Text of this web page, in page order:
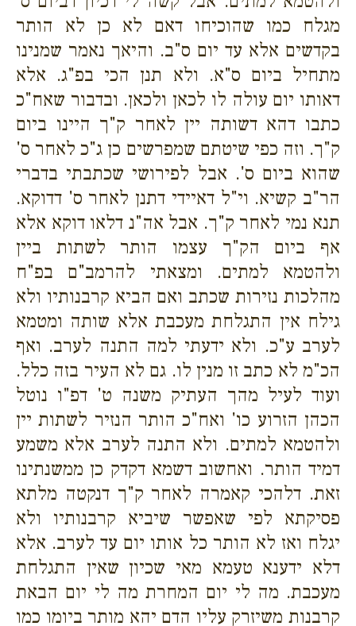
מגלח כמו שהוכיחו דאם לא כן לא הותר
בקדשים אלא עד יום ס"ב. והיאך נאמר שמנינו
מתחיל ביום ס"א. ולא תנן הכי בפ"ג. אלא
דאותו יום עולה לו לכאן ולכאן. ובדבור שאח"כ
כתבו דהא דשותה יין לאחר ק"ך היינו ביום
ק"ך. וזה כפי שיטתם שמפרשים כן ג"כ לאחר ס'
שהוא ביום ס'. אבל לפירושי שכתבתי בדברי
הר"ב קשיא. וי"ל דאיידי דתנן לאחר ס' דדוקא.
תנא נמי לאחר ק"ך. אבל אה"נ דלאו דוקא אלא
אף ביום הק"ך עצמו הותר לשתות ביין
ולהטמא למתים. ומצאתי להרמב"ם בפ"ח
מהלכות נזירות שכתב ואם הביא קרבנותיו ולא
גילח אין התגלחת מעכבת אלא שותה ומטמא
לערב ע"כ. ולא ידעתי למה התנה לערב. ואף
הכ"מ לא כתב זו מנין לו. גם לא העיר בזה כלל.
ועוד לעיל מהך העתיק משנה ט' דפ"ו נוטל
הכהן הזרוע כו' ואח"כ הותר הנזיר לשתות יין
ולהטמא למתים. ולא התנה לערב אלא משמע
דמיד הותר. ואחשוב דשמא דקדק כן ממשנתינו
זאת. דלהכי קאמרה לאחר ק"ך דנקטה מלתא
פסיקתא לפי שאפשר שיביא קרבנותיו ולא
יגלח ואז לא הותר כל אותו יום עד לערב. אלא
דלא ידענא טעמא מאי שכיון שאין התגלחת
מעכבת. מה לי יום המחרת מה לי יום הבאת
קרבנות משיזרק עליו הדם יהא מותר ביומו כמו